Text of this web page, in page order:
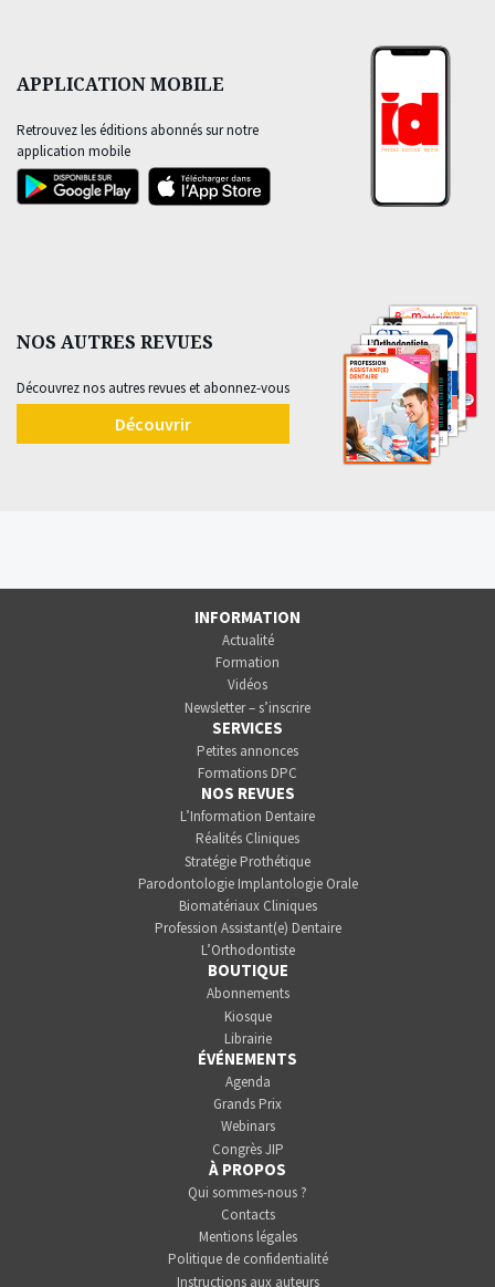
APPLICATION MOBILE
Retrouvez les éditions abonnés sur notre
application mobile
NOS AUTRES REVUES
Découvrez nos autres revues et abonnez-vous
Découvrir
INFORMATION
Actualité
Formation
Vidéos
Newsletter – s’inscrire
SERVICES
Petites annonces
Formations DPC
NOS REVUES
L’Information Dentaire
Réalités Cliniques
Stratégie Prothétique
Parodontologie Implantologie Orale
Biomatériaux Cliniques
Profession Assistant(e) Dentaire
L’Orthodontiste
BOUTIQUE
Abonnements
Kiosque
Librairie
ÉVÉNEMENTS
Agenda
Grands Prix
Webinars
Congrès JIP
À PROPOS
Qui sommes-nous ?
Contacts
Mentions légales
Politique de confidentialité
Instructions aux auteurs